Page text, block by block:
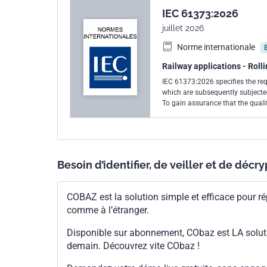
IEC 61373:2026
juillet 2026
Norme internationale
Railway applications -
IEC 61373:2026 specifies the
which are subsequently
To gain assurance that the
amplification method as stated
use is not precluded. For
computed in compliance with
that can be considered by the
not evaluated in this
Besoin d’identifier, de veiller et de
COBAZ est la solution simple et efficace pour
comme à l’étranger.
Disponible sur abonnement, CObaz est LA
demain. Découvrez vite CObaz !